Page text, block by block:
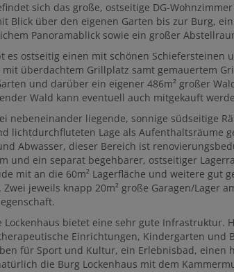
sich das große, ostseitige DG-
Blick über den eigenen Garten bis zur Burg,
Panoramablick sowie ein großer
es ostseitig einen mit schönen Schiefersteinen
überdachtem Grillplatz samt gemauertem
und darüber ein eigener 486m² großer
Wald kann eventuell auch mitgekauft
nebeneinander liegende, sonnige südseitige
lichtdurchfluteten Lage als Aufenthaltsräume
Abwasser, dieser Bereich ist
und ein separat begehbarer, ostseitiger
mit an die 60m² Lagerfläche und weitere gut
Zwei jeweils knapp 20m² große Garagen/Lager
Lockenhaus bietet eine sehr gute Infrastruktur.
Einrichtungen, Kindergarten und
für Sport und Kultur, ein Erlebnisbad, einen
die Burg Lockenhaus mit dem